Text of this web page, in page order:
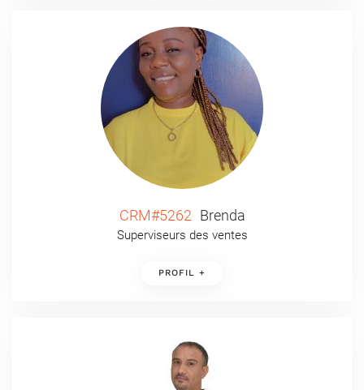
CRM#5262 Brenda
Superviseurs des ventes
PROFIL +